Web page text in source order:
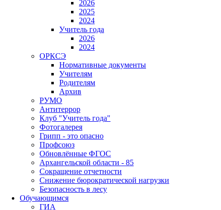
2026
2025
2024
Учитель года
2026
2024
ОРКСЭ
Нормативные документы
Учителям
Родителям
Архив
РУМО
Антитеррор
Клуб "Учитель года"
Фотогалерея
Грипп - это опасно
Профсоюз
Обновлённые ФГОС
Архангельской области - 85
Сокращение отчетности
Снижение бюрократической нагрузки
Безопасность в лесу
Обучающимся
ГИА